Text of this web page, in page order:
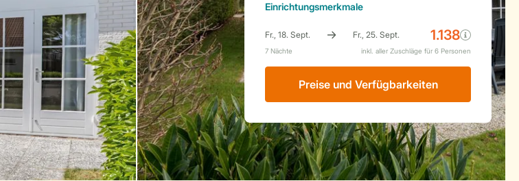
Einrichtungsmerkmale
Preise und Verfügbarkeiten